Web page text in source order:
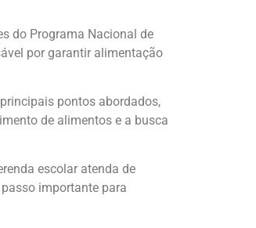
do Programa Nacional de
por garantir alimentação
pontos abordados,
de alimentos e a busca
escolar atenda de
importante para